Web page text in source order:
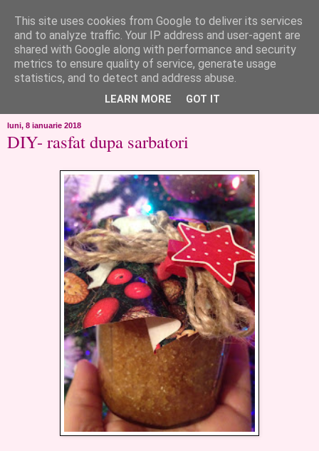
like ?...or not!
..de toate!!!!!..alandala...cum imi trec prin minte..si cum am
chef..incercate pe pielea mea..
luni, 8 ianuarie 2018
DIY- rasfat dupa sarbatori
This site uses cookies from Google to deliver its services
and to analyze traffic. Your IP address and user-agent are
shared with Google along with performance and security
metrics to ensure quality of service, generate usage
statistics, and to detect and address abuse.
LEARN MORE GOT IT